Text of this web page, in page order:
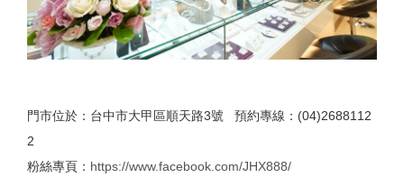
門市位於：台中市大甲區順天路3號 預約專線：(04)2688112
2
粉絲專頁： https://www.facebook.com/JHX888/